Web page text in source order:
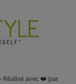
Réalisé avec ❤️ par